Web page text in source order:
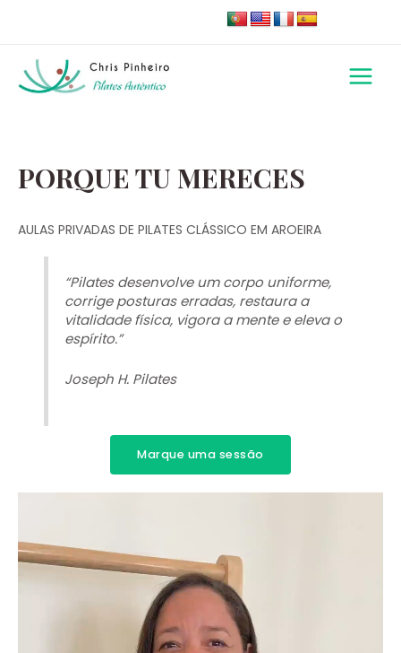
PORQUE TU MERECES
AULAS PRIVADAS DE PILATES CLÁSSICO EM AROEIRA
“Pilates desenvolve um corpo uniforme,
corrige posturas erradas, restaura a
vitalidade física, vigora a mente e eleva o
espírito.”
Joseph H. Pilates
Marque uma sessão